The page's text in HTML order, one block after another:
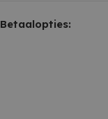
Betaalopties: